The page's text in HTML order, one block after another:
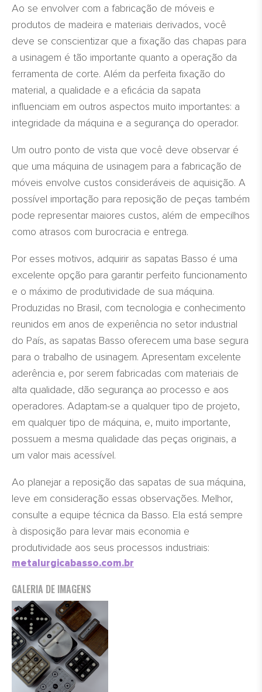
Ao se envolver com a fabricação de móveis e
produtos de madeira e materiais derivados, você
deve se conscientizar que a fixação das chapas para
a usinagem é tão importante quanto a operação da
ferramenta de corte. Além da perfeita fixação do
material, a qualidade e a eficácia da sapata
influenciam em outros aspectos muito importantes: a
integridade da máquina e a segurança do operador.
Um outro ponto de vista que você deve observar é
que uma máquina de usinagem para a fabricação de
móveis envolve custos consideráveis de aquisição. A
possível importação para reposição de peças também
pode representar maiores custos, além de empecilhos
como atrasos com burocracia e entrega.
Por esses motivos, adquirir as sapatas Basso é uma
excelente opção para garantir perfeito funcionamento
e o máximo de produtividade de sua máquina.
Produzidas no Brasil, com tecnologia e conhecimento
reunidos em anos de experiência no setor industrial
do País, as sapatas Basso oferecem uma base segura
para o trabalho de usinagem. Apresentam excelente
aderência e, por serem fabricadas com materiais de
alta qualidade, dão segurança ao processo e aos
operadores. Adaptam-se a qualquer tipo de projeto,
em qualquer tipo de máquina, e, muito importante,
possuem a mesma qualidade das peças originais, a
um valor mais acessível.
Ao planejar a reposição das sapatas de sua máquina,
leve em consideração essas observações. Melhor,
consulte a equipe técnica da Basso. Ela está sempre
à disposição para levar mais economia e
produtividade aos seus processos industriais:
metalurgicabasso.com.br
GALERIA DE IMAGENS